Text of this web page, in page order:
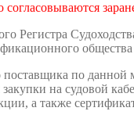
Регистра
по данной
на судовой
а также